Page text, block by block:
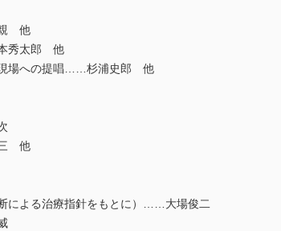
親 他
秀太郎 他
現場への提唱……杉浦史郎 他
三 他
による治療指針をもとに）……大場俊二